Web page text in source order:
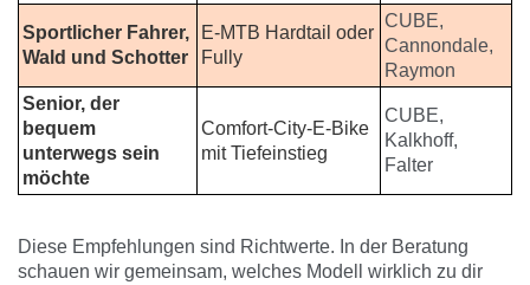
Sportlicher Fahrer,
Wald und Schotter
E-MTB Hardtail oder
Fully
CUBE,
Cannondale,
Raymon
Senior, der
bequem
unterwegs sein
möchte
Comfort-City-E-Bike
mit Tiefeinstieg
CUBE,
Kalkhoff,
Falter
Diese Empfehlungen sind Richtwerte. In der Beratung
schauen wir gemeinsam, welches Modell wirklich zu dir